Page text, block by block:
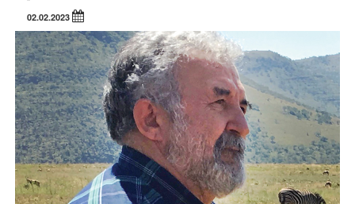
02.02.2023